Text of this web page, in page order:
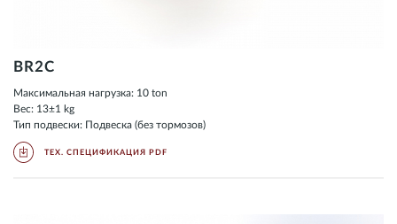
BR2C
Максимальная нагрузка: 10 ton
Вес: 13±1 kg
Тип подвески: Подвеска (без тормозов)
ТЕХ. СПЕЦИФИКАЦИЯ PDF